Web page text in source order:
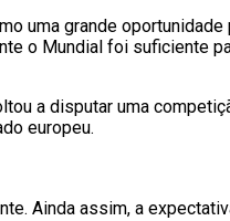
uma grande
o Mundial foi suficiente
a disputar uma
europeu.
Ainda assim, a